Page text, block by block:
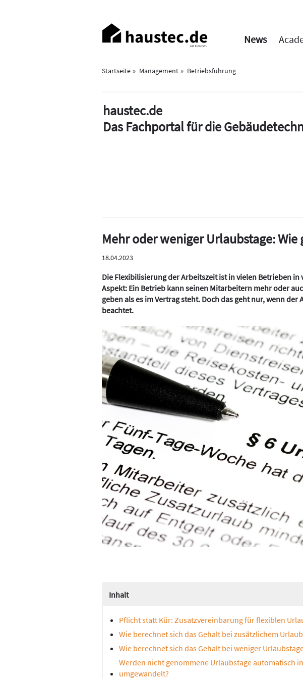
Haupt-
Navigation
News
Startseite Management
Betriebsführung
haustec.de
Das Fachportal für die
Mehr oder weniger Urlaubstage: Wie
18.04.2023
Die Flexibilisierung der Arbeitszeit ist in vielen Betrieben in
Aspekt: Ein Betrieb kann seinen Mitarbeitern mehr oder
geben als es im Vertrag steht. Doch das geht nur, wenn der
beachtet.
Inhalt
Pflicht statt Kür: Zusatzvereinbarung für flexiblen
Wie berechnet sich das Gehalt bei zusätzlichem
Wie berechnet sich das Gehalt bei weniger
Werden nicht genommene Urlaubstage automatisch
umgewandelt?